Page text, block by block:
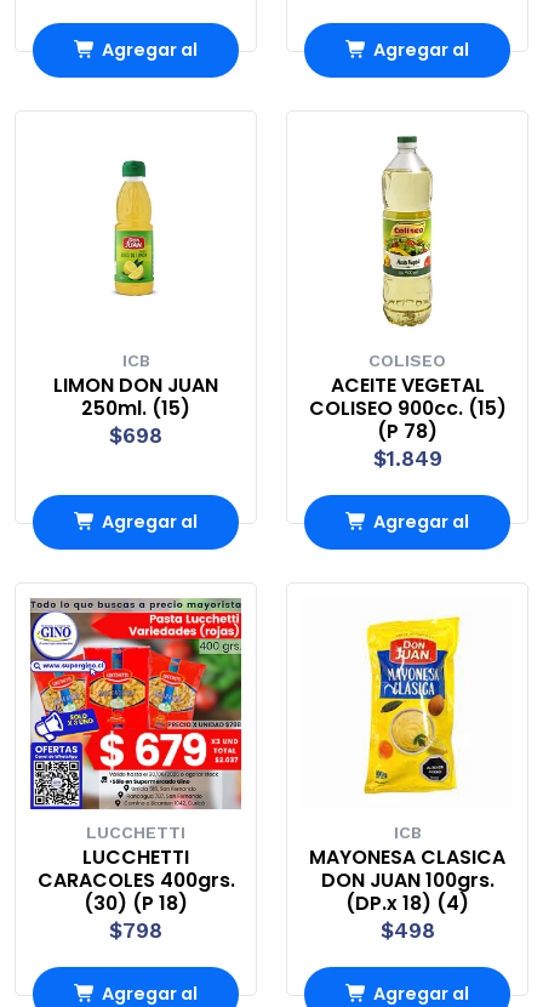
Agregar al Agregar al
ICB
LIMON DON JUAN
250ml. (15)
$698
Agregar al
COLISEO
ACEITE VEGETAL
COLISEO 900cc. (15)
(P 78)
$1.849
Agregar al
LUCCHETTI
LUCCHETTI
CARACOLES 400grs.
(30) (P 18)
$798
Agregar al
ICB
MAYONESA CLASICA
DON JUAN 100grs.
(DP.x 18) (4)
$498
Agregar al